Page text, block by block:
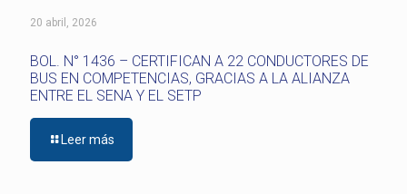
20 abril, 2026
BOL. N° 1436 – CERTIFICAN A 22 CONDUCTORES DE
BUS EN COMPETENCIAS, GRACIAS A LA ALIANZA
ENTRE EL SENA Y EL SETP
Leer más